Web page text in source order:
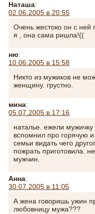
Нaташа:
02.06.2005 в 20:55
Очень жестоко он с ней
я , она сама ришла!((
ню:
10.06.2005 в 15:58
Никто из мужиков не
женщину. грустно.
мина:
05.07.2005 в 17:16
наталье. ежели мужичку
вспомнил про горячую
семьи видать чего
пожрать приготовила.
мужчин.
Анна:
30.07.2005 в 11:05
А жена говоришь ужин
любовницу мужа???